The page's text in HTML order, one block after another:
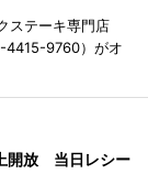
ステーキ専門店
4415-9760）がオ
開放 当日レシー